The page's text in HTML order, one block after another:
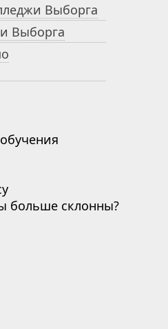
Выборга
Выборга
больше склонны?